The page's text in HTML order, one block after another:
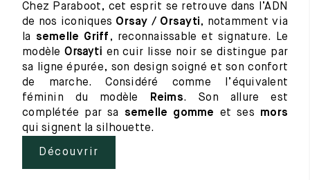
Chez Paraboot, cet esprit se retrouve dans l’ADN
de nos iconiques Orsay / Orsayti, notamment via
la semelle Griff , reconnaissable et signature. Le
modèleOrsayti en cuir lisse noir se distingue par
sa ligne épurée, son design soigné et son confort
de marche. Considéré comme l’équivalent
féminin du modèle
Reims. Son allure est
complétée par sa semelle gomme et ses mors
qui signent la silhouette.
Découvrir